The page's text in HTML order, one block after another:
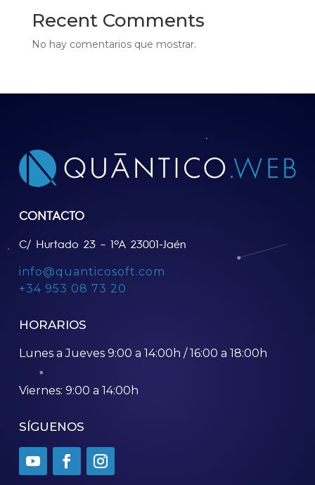
Recent Comments
No hay comentarios que mostrar.
CONTACTO
C/ Hurtado 23 – 1ºA 23001-Jaén
info@quanticosoft.com
+34 953 08 73 20
HORARIOS
Lunes a Jueves 9:00 a 14:00h / 16:00 a 18:00h
Viernes: 9:00 a 14:00h
SÍGUENOS